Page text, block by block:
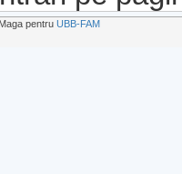
pentru UBB-FAM